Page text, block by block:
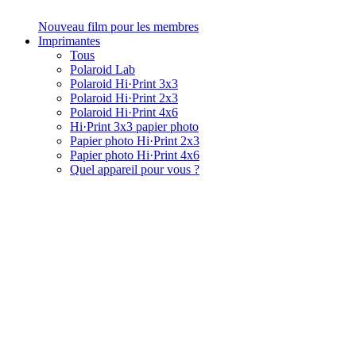
Nouveau film pour les membres
Imprimantes
Tous
Polaroid Lab
Polaroid Hi·Print 3x3
Polaroid Hi·Print 2x3
Polaroid Hi·Print 4x6
Hi·Print 3x3 papier photo
Papier photo Hi·Print 2x3
Papier photo Hi·Print 4x6
Quel appareil pour vous ?